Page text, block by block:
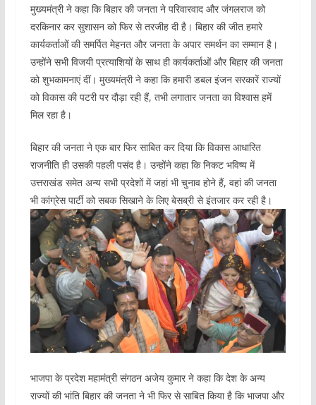
मुख्यमंत्री ने कहा कि बिहार की जनता ने परिवारवाद और जंगलराज को
दरकिनार कर सुशासन को फिर से तरजीह दी है। बिहार की जीत हमारे
कार्यकर्ताओं की समर्पित मेहनत और जनता के अपार समर्थन का सम्मान है।
उन्होंने सभी विजयी प्रत्याशियों के साथ ही कार्यकर्ताओं और बिहार की जनता
को शुभकामनाएं दीं। मुख्यमंत्री ने कहा कि हमारी डबल इंजन सरकारें राज्यों
को विकास की पटरी पर दौड़ा रही हैं, तभी लगातार जनता का विश्वास हमें
मिल रहा है।
बिहार की जनता ने एक बार फिर साबित कर दिया कि विकास आधारित
राजनीति ही उसकी पहली पसंद है। उन्होंने कहा कि निकट भविष्य में
उत्तराखंड समेत अन्य सभी प्रदेशों में जहां भी चुनाव होने हैं, वहां की जनता
भी कांग्रेस पार्टी को सबक सिखाने के लिए बेसब्री से इंतजार कर रही है।
भाजपा के प्रदेश महामंत्री संगठन अजेय कुमार ने कहा कि देश के अन्य
राज्यों की भांति बिहार की जनता ने भी फिर से साबित किया है कि भाजपा और